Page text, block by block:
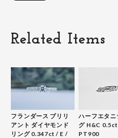
Related Items
フランダース ブリリ
アント ダイヤモンド
リング 0.347ct / E /
ハーフエタニ
グ H&C
PT900